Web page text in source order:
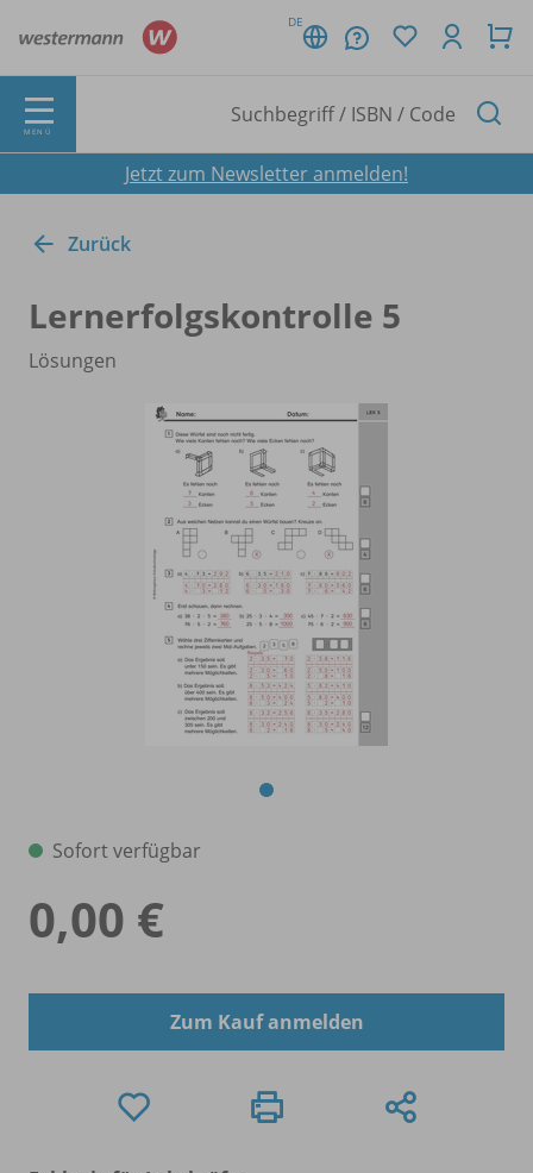
DE
MENÜ
Jetzt zum Newsletter anmelden!
Zurück
Lernerfolgskontrolle 5
Lösungen
Sofort verfügbar
0,00 €
Zum Kauf anmelden